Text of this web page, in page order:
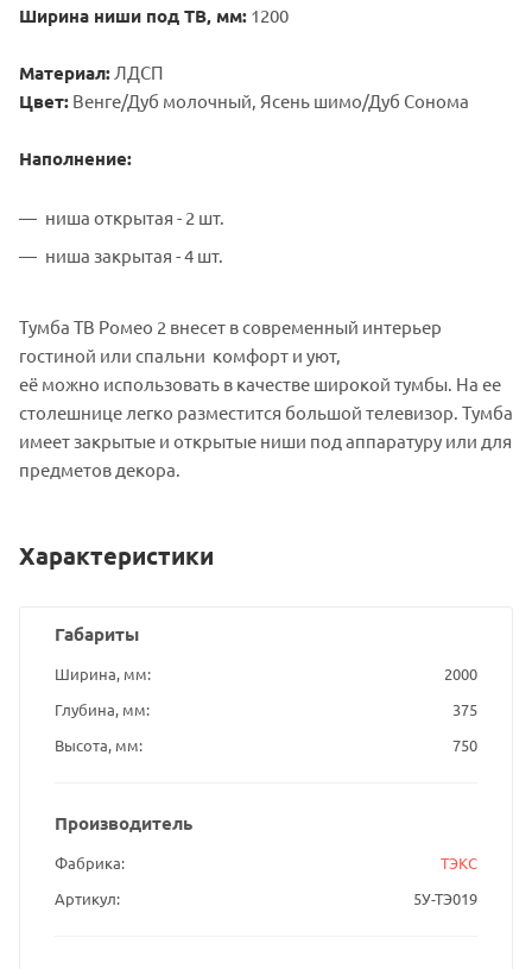
Ширина ниши под ТВ, мм: 1200
Материал: ЛДСП
Цвет: Венге/Дуб молочный, Ясень шимо/Дуб Сонома
Наполнение:
ниша открытая - 2 шт.
ниша закрытая - 4 шт.
Тумба ТВ Ромео 2 внесет в современный интерьер
гостиной или спальни комфорт и уют,
её можно использовать в качестве широкой тумбы. На ее
столешнице легко разместится большой телевизор. Тумба
имеет закрытые и открытые ниши под аппаратуру или для
предметов декора.
Характеристики
Габариты
Ширина, мм
2000
Глубина, мм
375
Высота, мм
750
Производитель
Фабрика
ТЭКС
Артикул
5У-ТЭ019